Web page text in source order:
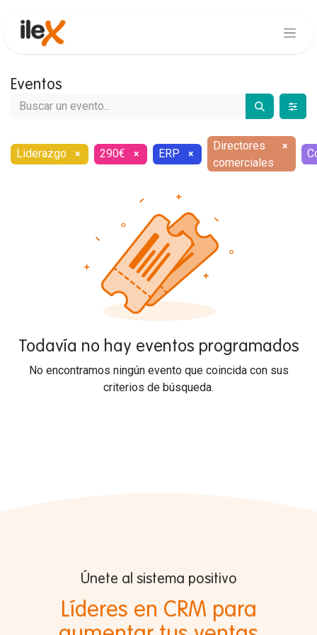
Eventos
Liderazgo × 290€ × ERP ×
Directores
comerciales
×
Todavía no hay eventos programados
No encontramos ningún evento que coincida con sus
criterios de búsqueda.
Únete al sistema positivo
Líderes en CRM para